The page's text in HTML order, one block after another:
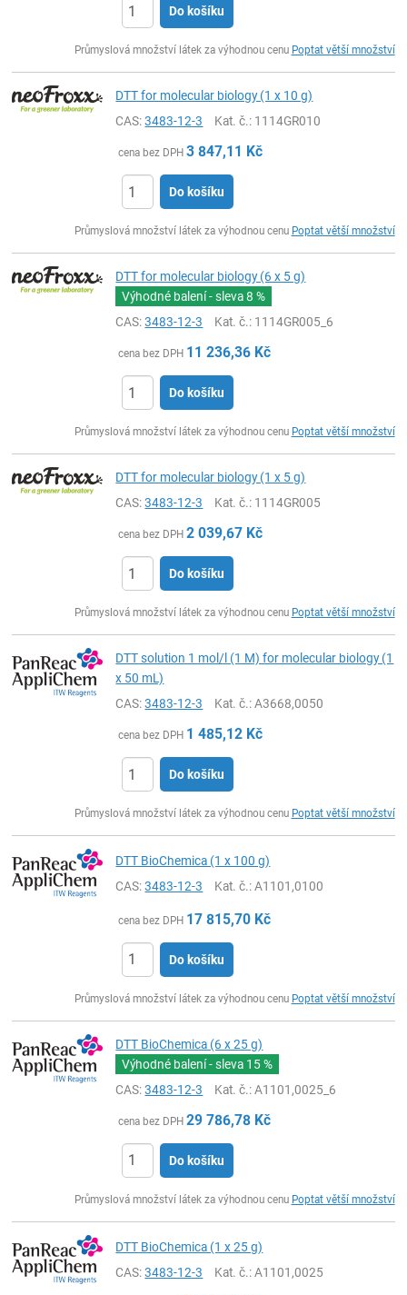
Do košíku
Průmyslová množství látek za výhodnou cenu Poptat větší množství
DTT for molecular biology (1 x 10 g)
CAS:3483-12-3 Kat. č.: 1114GR010
cena bez DPH 3 847,11 Kč
Do košíku
Průmyslová množství látek za výhodnou cenu Poptat větší množství
DTT for molecular biology (6 x 5 g)
Výhodné balení - sleva8 %
CAS:3483-12-3 Kat. č.: 1114GR005_6
cena bez DPH 11 236,36 Kč
Do košíku
Průmyslová množství látek za výhodnou cenu Poptat větší množství
DTT for molecular biology (1 x 5 g)
CAS:3483-12-3 Kat. č.: 1114GR005
cena bez DPH 2 039,67 Kč
Do košíku
Průmyslová množství látek za výhodnou cenu Poptat větší množství
DTT solution 1 mol/l (1 M) for molecular biology (1
x 50 mL)
CAS:3483-12-3 Kat. č.: A3668,0050
cena bez DPH 1 485,12 Kč
Do košíku
Průmyslová množství látek za výhodnou cenu Poptat větší množství
DTT BioChemica (1 x 100 g)
CAS:3483-12-3 Kat. č.: A1101,0100
cena bez DPH 17 815,70 Kč
Do košíku
Průmyslová množství látek za výhodnou cenu Poptat větší množství
DTT BioChemica (6 x 25 g)
Výhodné balení - sleva 15 %
CAS:3483-12-3 Kat. č.: A1101,0025_6
cena bez DPH 29 786,78 Kč
Do košíku
Průmyslová množství látek za výhodnou cenu Poptat větší množství
DTT BioChemica (1 x 25 g)
CAS:3483-12-3 Kat. č.: A1101,0025